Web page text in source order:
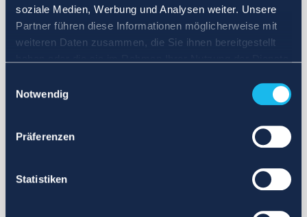
soziale Medien, Werbung und Analysen weiter. Unsere
Partner führen diese Informationen möglicherweise mit
weiteren Daten zusammen, die Sie ihnen bereitgestellt
Notwendig
Präferenzen
Statistiken